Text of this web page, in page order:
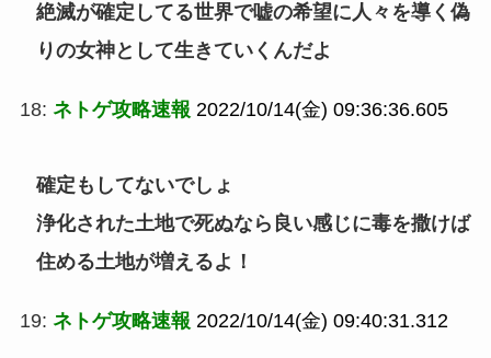
絶滅が確定してる世界で嘘の希望に人々を導く偽
りの女神として生きていくんだよ
18: ネトゲ攻略速報 2022/10/14(金) 09:36:36.605
確定もしてないでしょ
浄化された土地で死ぬなら良い感じに毒を撒けば
住める土地が増えるよ！
19: ネトゲ攻略速報 2022/10/14(金) 09:40:31.312